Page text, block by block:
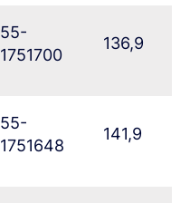
55-
1751700
136,9
55-
1751648
141,9